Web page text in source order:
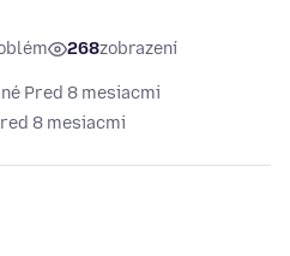
268zobrazení
Pred 8 mesiacmi
8 mesiacmi